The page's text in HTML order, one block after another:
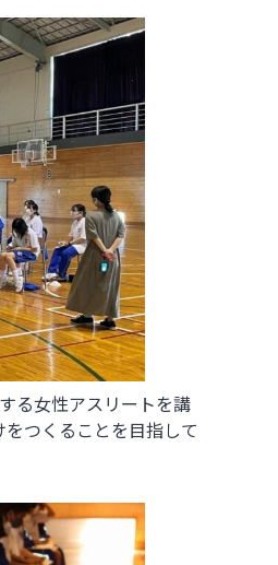
る女性アスリートを講
つくることを目指して